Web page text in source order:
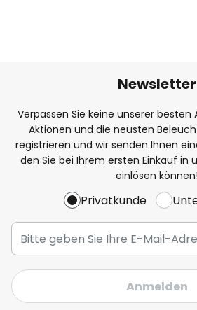
Newsletter
Verpassen Sie keine unserer besten
Aktionen und die neusten
registrieren und wir senden Ihnen
den Sie bei Ihrem ersten Einkauf in
einlösen können!
Privatkunde
Anmelden